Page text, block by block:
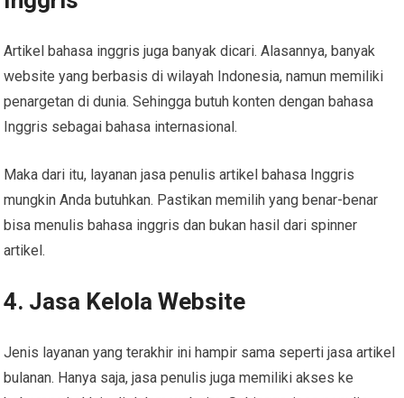
Artikel bahasa inggris juga banyak dicari. Alasannya, banyak
website yang berbasis di wilayah Indonesia, namun memiliki
penargetan di dunia. Sehingga butuh konten dengan bahasa
Inggris sebagai bahasa internasional.
Maka dari itu, layanan jasa penulis artikel bahasa Inggris
mungkin Anda butuhkan. Pastikan memilih yang benar-benar
bisa menulis bahasa inggris dan bukan hasil dari spinner
artikel.
4. Jasa Kelola Website
Jenis layanan yang terakhir ini hampir sama seperti jasa artikel
bulanan. Hanya saja, jasa penulis juga memiliki akses ke